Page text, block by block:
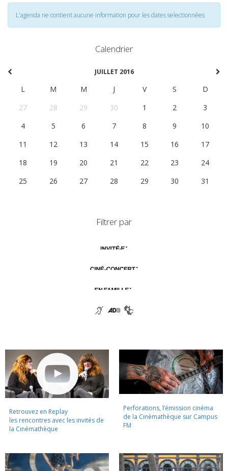
L'agenda ne contient aucune information pour les dates selectionnées
Calendrier
JUILLET 2016
L M M J V S
D
27
28 29 30 1 2
3
4
5 6 7 8 9
10
11
12 13 14 15 16
17
18
19 20 21 22 23
24
25
26 27 28 29 30 31
Filtrer par
Retrouvez en Replay
les rencontres avec les invités de
la Cinémathèque
Perforations, l’émission cinéma
de la Cinémathèque sur Campus
FM